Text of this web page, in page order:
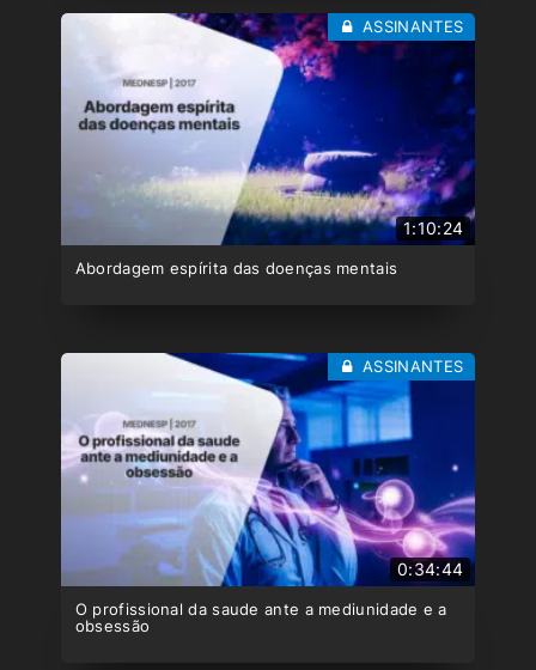
1:10:24
Abordagem espírita das doenças mentais
ASSINANTES
0:34:44
O profissional da saude ante a mediunidade e a
obsessão
ASSINANTES